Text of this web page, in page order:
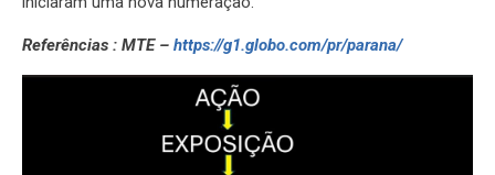
Referências : MTE – https://g1.globo.com/pr/parana/